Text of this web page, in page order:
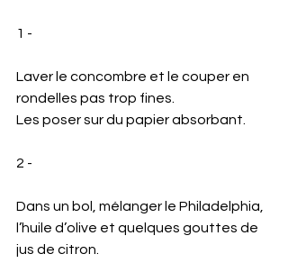
1 -
Laver le concombre et le couper en
rondelles pas trop fines.
Les poser sur du papier absorbant.
2 -
Dans un bol, mélanger le Philadelphia,
l’huile d’olive et quelques gouttes de
jus de citron.